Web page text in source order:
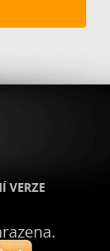
VERZE